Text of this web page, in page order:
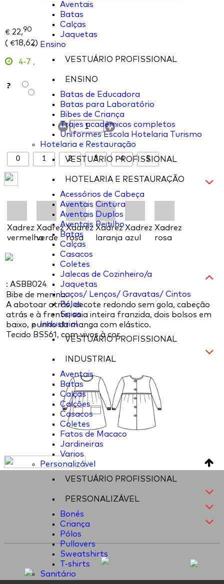
Aventais
Batas
Calças
Jaquetas
Ensino
VESTUÁRIO PROFISSIONAL
ENSINO
Batas de Educadora
Batas para Laboratório
Bibes de Criança
Trajes académicos completos
Uniformes Escola Hotelaria Turismo
Hotelaria e Restauração
VESTUÁRIO PROFISSIONAL
HOTELARIA E RESTAURAÇÃO
Acessórios de Cabeça
Aventais Cintura
Aventais Duplos
Aventais Peitilho
Batas
Calças
Casacos
Coletes
Jalecas de Cozinheiro/a
Jaquetas
Laços/ Lenços/ Gravatas/ Cintos
Pólos
Saias
Industrial
VESTUÁRIO PROFISSIONAL
INDUSTRIAL
Aventais
Batas
Calças
Calções
Casacos
Coletes
Fatos de Macaco
Jardineiras
Varios
Personalizável
VESTUÁRIO PROFISSIONAL
PERSONALIZÁVEL
Bonés
Criança
Pólos
Pullovers
Sweatshirts
T-shirts
Sanitário
€ 22,90
( €18,62)
4-7 ,
?
0 1 2 3 4 5
Xadrez
vermelho
Xadrez
verde
Xadrez
rosa
Xadrez
laranja
Xadrez
azul
Xadrez
rosa
: ASBB024
Bibe de menina.
A abotoar atrás, decote redondo sem gola, cabeção
atrás e à frente, saia inteira franzida, dois bolsos em
baixo, punho da manga com elástico.
Tecido BS561, com vivos à cor.